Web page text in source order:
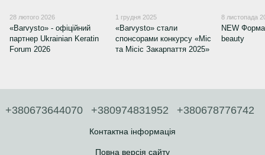
28 лютого 2026
«Barvysto» - офіційний
партнер Ukrainian Keratin
Forum 2026
1 грудня 2025
«Barvysto» стали
спонсорами конкурсу «Міс
та Місіс Закарпаття 2025»
8 листопада
NEW
beauty
+380673644070 +380974831952 +380678776742
Контактна інформація
Повна версія сайту